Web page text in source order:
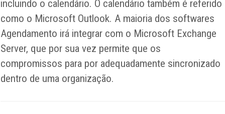
incluindo o calendário. O calendário também é referido
como o Microsoft Outlook. A maioria dos softwares
Agendamento irá integrar com o Microsoft Exchange
Server, que por sua vez permite que os
compromissos para por adequadamente sincronizado
dentro de uma organização.